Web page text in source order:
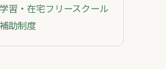
習・在宅フリースクール
助制度